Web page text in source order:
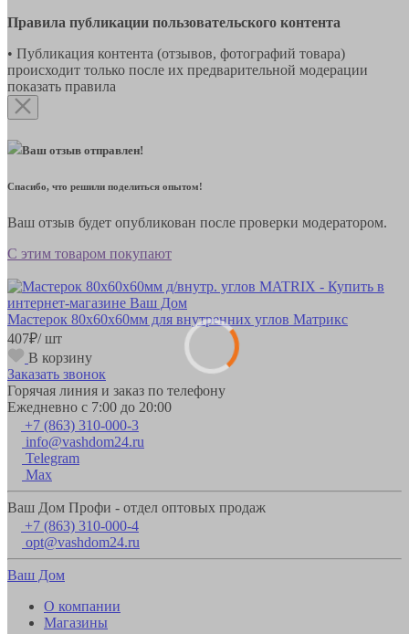
Правила публикации пользовательского контента
• Публикация контента (отзывов, фотографий товара)
происходит только после их предварительной модерации
показать правила
Ваш отзыв отправлен!
Спасибо, что решили поделиться опытом!
Ваш отзыв будет опубликован после проверки модератором.
С этим товаром покупают
Мастерок 80х60х60мм для внутренних углов Матрикс
407₽/ шт
В корзину
Заказать звонок
Горячая линия и заказ по телефону
Ежедневно с 7:00 до 20:00
+7 (863) 310-000-3
info@vashdom24.ru
Telegram
Max
Ваш Дом Профи - отдел оптовых продаж
+7 (863) 310-000-4
opt@vashdom24.ru
Ваш Дом
О компании
Магазины